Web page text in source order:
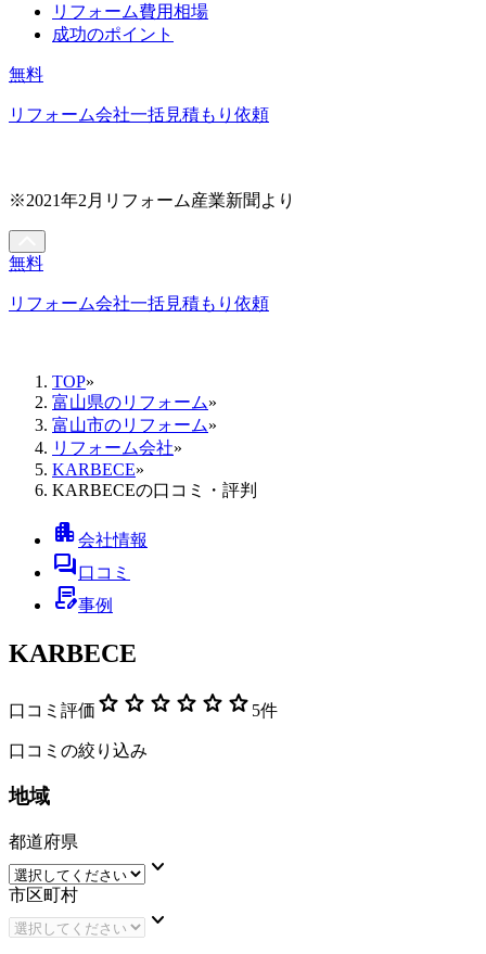
リフォーム費用相場
成功のポイント
無料
リフォーム会社一括見積もり依頼
※2021年2月リフォーム産業新聞より
無料
リフォーム会社一括見積もり依頼
TOP»
富山県のリフォーム»
富山市のリフォーム»
リフォーム会社»
KARBECE»
KARBECEの口コミ・評判
apartment会社情報
forum口コミ
contract_edit事例
KARBECE
口コミ評価 star star star star star star 5件
口コミの絞り込み
地域
都道府県
keyboard_arrow_down
市区町村
keyboard_arrow_down